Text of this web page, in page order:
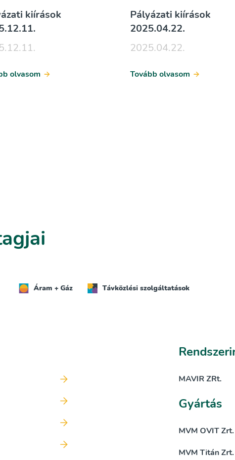
kiírások
olvasom
Pályázati kiírások
2025.04.22.
2025.04.22.
Tovább olvasom
Áram + Gáz Távközlési szolgáltatások
MAVIR ZRt.
Gyártás
MVM OVIT Zrt.
MVM Titán Zrt.